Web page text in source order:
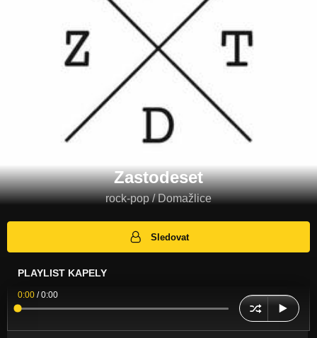
Zastodeset
rock-pop / Domažlice
Sledovat
PLAYLIST KAPELY
0:00 /0:00